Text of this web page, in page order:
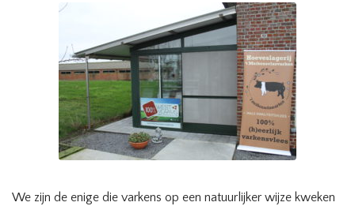
We zijn de enige die varkens op een natuurlijker wijze kweken